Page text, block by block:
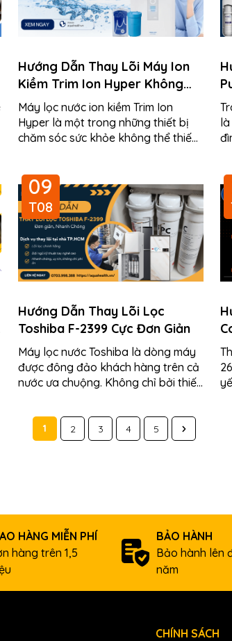
Hướng Dẫn Thay Lõi Máy Ion
Kiềm Trim Ion Hyper Không
Cần Thợ
Máy lọc nước ion kiềm Trim Ion
Hyper là một trong những thiết bị
chăm sóc sức khỏe không thể thiếu
09
T08
Hướng Dẫn Thay Lõi Lọc
Toshiba F-2399 Cực Đơn Giản
Máy lọc nước Toshiba là dòng máy
được đông đảo khách hàng trên cả
nước ưa chuộng. Không chỉ bởi thiết
sự...
1 2 3 4 5
HÀNG MIỄN PHÍ
hàng trên 1,5
BẢO HÀNH
Bảo hành lên
năm
CHÍNH SÁCH